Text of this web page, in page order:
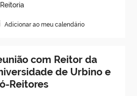
Reitoria
Adicionar ao meu calendário
com Reitor da
de Urbino e
Reitores